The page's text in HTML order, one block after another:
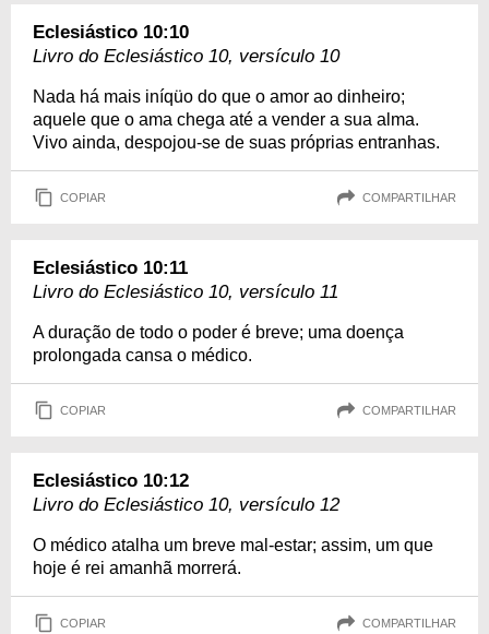
Eclesiástico 10:10
Livro do Eclesiástico 10, versículo 10
Nada há mais iníqüo do que o amor ao dinheiro;
aquele que o ama chega até a vender a sua alma.
Vivo ainda, despojou-se de suas próprias entranhas.
COPIAR COMPARTILHAR
Eclesiástico 10:11
Livro do Eclesiástico 10, versículo 11
A duração de todo o poder é breve; uma doença
prolongada cansa o médico.
COPIAR COMPARTILHAR
Eclesiástico 10:12
Livro do Eclesiástico 10, versículo 12
O médico atalha um breve mal-estar; assim, um que
hoje é rei amanhã morrerá.
COPIAR COMPARTILHAR